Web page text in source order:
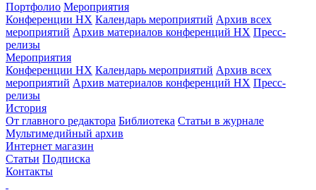
Портфолио Мероприятия
Конференции НХ Календарь мероприятий Архив всех
мероприятий Архив материалов конференций НХ Пресс-
релизы
Мероприятия
Конференции НХ Календарь мероприятий Архив всех
мероприятий Архив материалов конференций НХ Пресс-
релизы
История
От главного редактора Библиотека Статьи в журнале
Мультимедийный архив
Интернет магазин
Статьи Подписка
Контакты